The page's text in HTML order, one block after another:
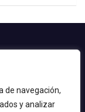
de navegación,
y analizar